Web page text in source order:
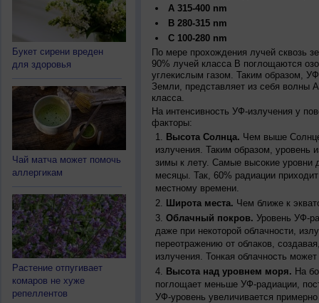
Букет сирени вреден
для здоровья
Чай матча может помочь
аллергикам
Растение отпугивает
комаров не хуже
репеллентов
A 315-400 nm
B 280-315 nm
C 100-280 nm
По мере прохождения лучей сквозь
90% лучей класса B поглощаются
углекислым газом. Таким образом,
Земли, представляет из себя волны
класса.
На интенсивность УФ-излучения у
факторы:
Высота Солнца. Чем выше
излучения. Таким образом, уровень
зимы к лету. Самые высокие уровни
месяцы. Так, 60% радиации
местному времени.
Широта места. Чем ближе к
Облачный покров. Уровень УФ-
даже при некоторой облачности,
переотражению от облаков,
излучения. Тонкая облачность
Высота над уровнем моря. На
поглощает меньше УФ-радиации,
УФ-уровень увеличивается